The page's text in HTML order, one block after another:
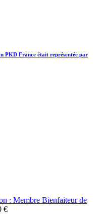
PKD France était représentée par
: Membre Bienfaiteur de
€Plage